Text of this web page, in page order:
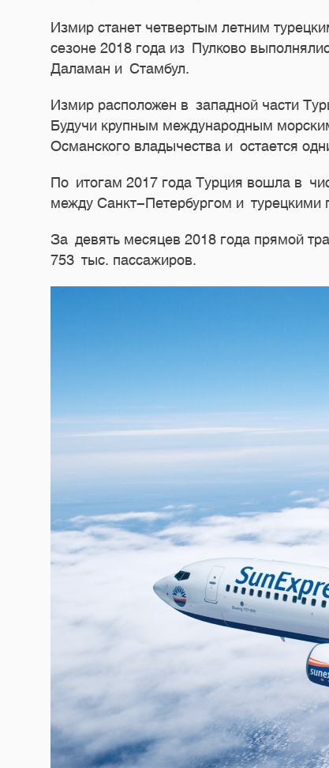
Измир станет четвертым летним
сезоне 2018 года из Пулково
Даламан и Стамбул.
Измир расположен в западной части
Будучи крупным международным
Османского владычества и остается
По итогам 2017 года Турция вошла в
между Санкт-Петербургом и турецкими
За девять месяцев 2018 года прямой
753 тыс. пассажиров.